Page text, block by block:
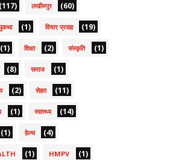
(117) लखीमपुर (60)
(1) विचार प्रवाह (19)
(1) शिक्षा (2) संस्कृति (1)
(8) समाज (1)
(2) सेहत (11)
(1) स्वास्थ्य (14)
(1) हेल्थ (4)
(1) HMPV (1)